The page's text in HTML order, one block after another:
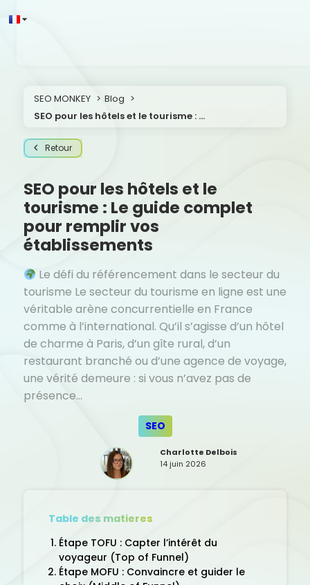
SEO MONKEY
Blog
SEO pour les hôtels et le tourisme : Le guide complet pour remplir vos établissements
Retour
SEO pour les hôtels et le
tourisme : Le guide complet
pour remplir vos
établissements
Le défi du référencement dans le secteur du
tourisme Le secteur du tourisme en ligne est une
véritable arène concurrentielle en France
comme à l’international. Qu’il s’agisse d’un hôtel
de charme à Paris, d’un gîte rural, d’un
restaurant branché ou d’une agence de voyage,
une vérité demeure : si vous n’avez pas de
présence…
SEO
Charlotte Delbois
14 juin 2026
Table des matieres
Étape TOFU : Capter l’intérêt du
voyageur (Top of Funnel)
Étape MOFU : Convaincre et guider le